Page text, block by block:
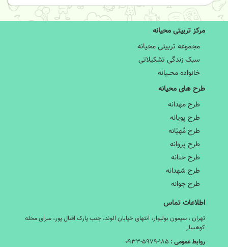
مرکز تربیتی محیانه
مجموعه تربیتی محیانه
سبک زندگی تشکیلاتی
خانواده محــیانه
طرح های محیانه
طرح مهدانه
طرح پویانه
طرح مَُهیّانه
طرح پروانه
طرح حنانه
طرح شهدانه
طرح جوانه
اطلاعات تماس
تهران ، سیمون بولیوار، انتهای خیابان الوند، جنب پارک اقبال پور، سرای محله
کوهسار
روابط عمومی : ۰۹۳۳-۵۹۷۹-۱۸۵